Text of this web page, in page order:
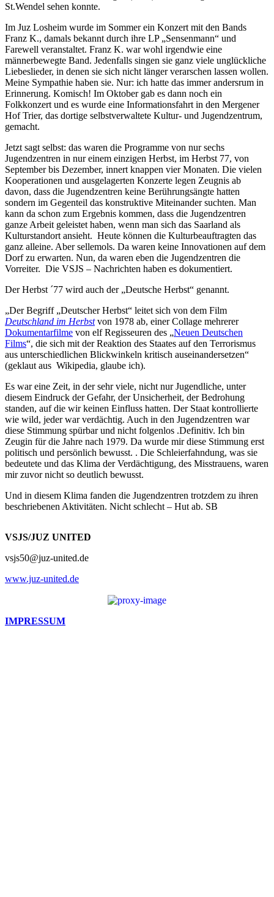
St.Wendel sehen konnte.
Im Juz Losheim wurde im Sommer ein Konzert mit den Bands
Franz K., damals bekannt durch ihre LP „Sensenmann“ und
Farewell veranstaltet. Franz K. war wohl irgendwie eine
männerbewegte Band. Jedenfalls singen sie ganz viele unglückliche
Liebeslieder, in denen sie sich nicht länger verarschen lassen wollen.
Meine Sympathie haben sie. Nur: ich hatte das immer andersrum in
Erinnerung. Komisch! Im Oktober gab es dann noch ein
Folkkonzert und es wurde eine Informationsfahrt in den Mergener
Hof Trier, das dortige selbstverwaltete Kultur- und Jugendzentrum,
gemacht.
Jetzt sagt selbst: das waren die Programme von nur sechs
Jugendzentren in nur einem einzigen Herbst, im Herbst 77, von
September bis Dezember, innert knappen vierMonaten. Die vielen
Kooperationen und ausgelagerten Konzerte legen Zeugnis ab
davon, dass die Jugendzentren keine Berührungsängte hatten
sondern im Gegenteil das konstruktive Miteinander suchten. Man
kann da schon zum Ergebnis kommen, dass die Jugendzentren
ganze Arbeit geleistet haben, wenn man sich das Saarland als
Kulturstandort ansieht. Heute können die Kulturbeauftragten das
ganz alleine. Aber sellemols. Da waren keine Innovationen auf dem
Dorf zu erwarten. Nun, da waren eben die Jugendzentren die
Vorreiter. Die VSJS – Nachrichten haben es dokumentiert.
Der Herbst ´77 wird auch der „Deutsche Herbst“ genannt.
„Der Begriff „Deutscher Herbst“ leitet sich von dem Film
Deutschland im Herbstvon 1978 ab, einer Collage mehrerer
Dokumentarfilme von elf Regisseuren des „Neuen Deutschen
Films“, die sich mit der Reaktion des Staates auf den Terrorismus
aus unterschiedlichen Blickwinkeln kritisch auseinandersetzen“
(geklaut aus Wikipedia, glaube ich).
Es war eine Zeit, in der sehr viele, nicht nur Jugendliche, unter
diesem Eindruck der Gefahr, der Unsicherheit, der Bedrohung
standen, auf die wir keinen Einfluss hatten. Der Staat kontrollierte
wie wild, jeder war verdächtig. Auch in den Jugendzentren war
diese Stimmung spürbar und nicht folgenlos .Definitiv. Ich bin
Zeugin für die Jahre nach 1979. Da wurde mir diese Stimmung erst
politisch und persönlich bewusst. . Die Schleierfahndung, was sie
bedeutete und das Klima der Verdächtigung, des Misstrauens, waren
mir zuvor nicht so deutlich bewusst.
Und in diesem Klima fanden die Jugendzentren trotzdem zu ihren
beschriebenen Aktivitäten. Nicht schlecht – Hut ab. SB
VSJS/JUZ UNITED
vsjs50@juz-united.de
www.juz-united.de
IMPRESSUM